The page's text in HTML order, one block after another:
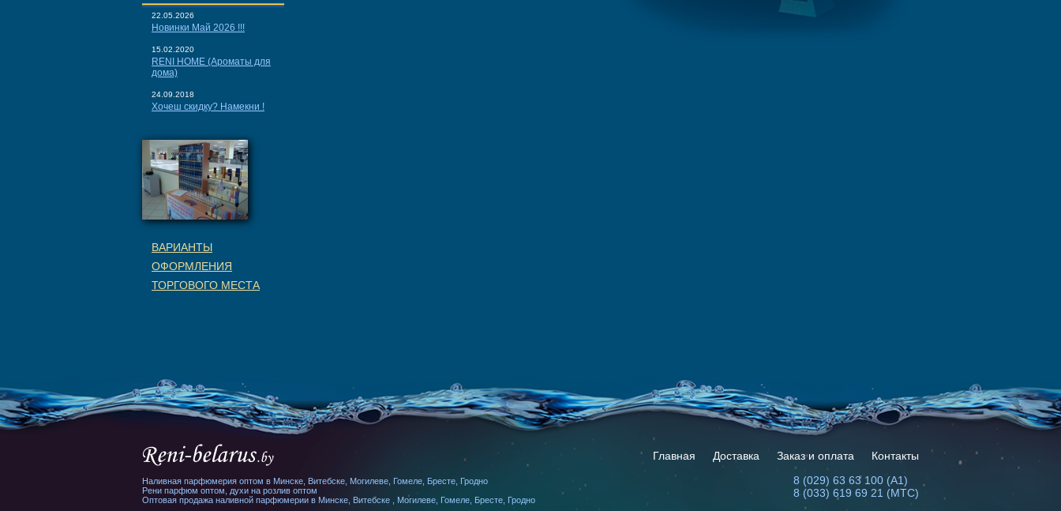
22.05.2026
Новинки Май 2026 !!!
15.02.2020
RENI HOME (Ароматы для
дома)
24.09.2018
Хочеш скидку? Намекни !
ВАРИАНТЫ
ОФОРМЛЕНИЯ
ТОРГОВОГО МЕСТА
Главная Доставка Заказ и оплата Контакты
Наливная парфюмерия оптом в Минске, Витебске, Могилеве, Гомеле, Бресте, Гродно
Рени парфюм оптом, духи на розлив оптом
Оптовая продажа наливной парфюмерии в Минске, Витебске , Могилеве, Гомеле, Бресте, Гродно
8 (029) 63 63 100 (А1)
8 (033) 619 69 21 (МТС)